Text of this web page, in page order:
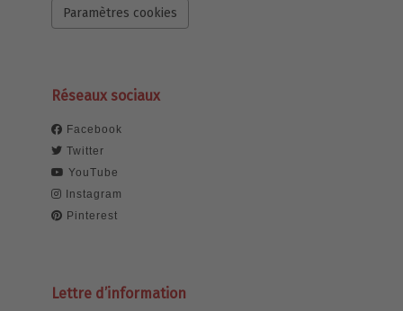
Paramètres cookies
Réseaux sociaux
Facebook
Twitter
YouTube
Instagram
Pinterest
Lettre d’information